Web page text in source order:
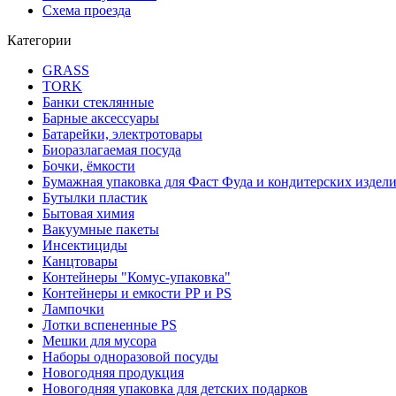
Схема проезда
Категории
GRASS
TORK
Банки стеклянные
Барные аксессуары
Батарейки, электротовары
Биоразлагаемая посуда
Бочки, ёмкости
Бумажная упаковка для Фаст Фуда и кондитерских
Бутылки пластик
Бытовая химия
Вакуумные пакеты
Инсектициды
Канцтовары
Контейнеры "Комус-упаковка"
Контейнеры и емкости РР и PS
Лампочки
Лотки вспененные PS
Мешки для мусора
Наборы одноразовой посуды
Новогодняя продукция
Новогодняя упаковка для детских подарков